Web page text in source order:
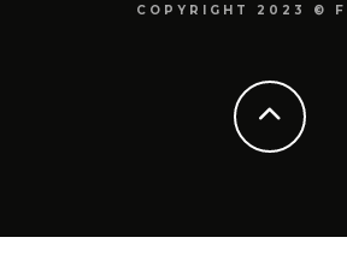
COPYRIGHT 2023 ©